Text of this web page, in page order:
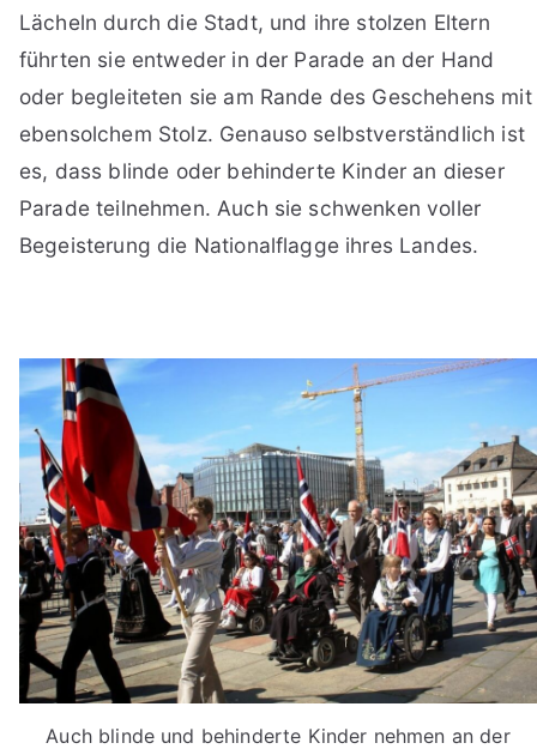
Lächeln durch die Stadt, und ihre stolzen Eltern
führten sie entweder in der Parade an der Hand
oder begleiteten sie am Rande des Geschehens mit
ebensolchem Stolz. Genauso selbstverständlich ist
es, dass blinde oder behinderte Kinder an dieser
Parade teilnehmen. Auch sie schwenken voller
Begeisterung die Nationalflagge ihres Landes.
Auch blinde und behinderte Kinder nehmen an der